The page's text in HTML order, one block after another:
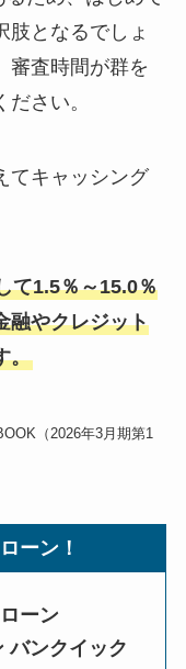
肢となるでしょ
審査時間が群を
さい。
てキャッシング
て1.5％～15.0％
融やクレジット
。
（2026年3月期第1
ーン！
ーン
バンクイック